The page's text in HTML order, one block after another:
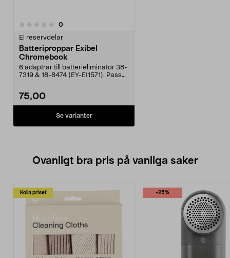
0recensioner
El reservdelar
Batteriproppar Exibel
Chromebook
6 adaptrar till batterieliminator 38-
7319 & 18-8474 (EY-EI1571). Passar
75,00
Se varianter
Ovanligt bra pris på vanliga saker
Kolla priset -25%